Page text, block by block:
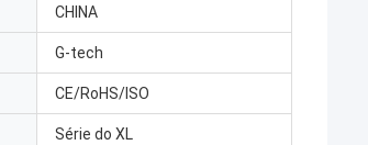
CHINA
G-tech
CE/RoHS/ISO
Série do XL